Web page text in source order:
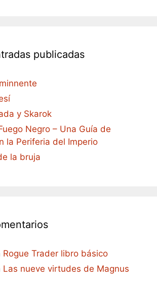
publicadas
y Skarok
Negro – Una Guía de
la Periferia del Imperio
la bruja
Rogue Trader libro básico
Las nueve virtudes de Magnus